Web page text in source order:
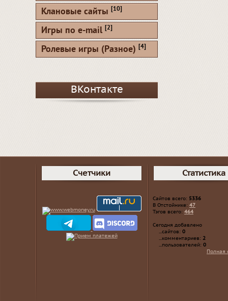
Клановые сайты [10]
Игры по e-mail [2]
Ролевые игры (Разное) [4]
ВКонтакте
Счетчики Статистика
Сайтов всего: 5336
В Отстойнике: 47
Тэгов всего: 464
Сегодня добавлено
...сайтов: 0
...комментариев: 2
...пользователей: 0
Полная